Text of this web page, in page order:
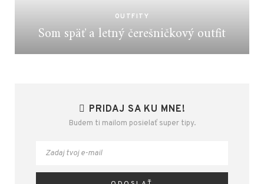
OUTFITY
Som späť a letný čerešničkový outfit
PRIDAJ SA KU MNE!
Budem ti mailom posielať super tipy.